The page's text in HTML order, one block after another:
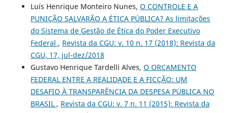
Luís Henrique Monteiro Nunes, O CONTROLE E A
PUNIÇÃO SALVARÃO A ÉTICA PÚBLICA? As limitações
do Sistema de Gestão de Ética do Poder Executivo
Federal , Revista da CGU: v. 10 n. 17 (2018): Revista da
CGU, 17, jul-dez/2018
Gustavo Henrique Tardelli Alves, O ORÇAMENTO
FEDERAL ENTRE A REALIDADE E A FICÇÃO: UM
DESAFIO À TRANSPARÊNCIA DA DESPESA PÚBLICA NO
BRASIL , Revista da CGU: v. 7 n. 11 (2015): Revista da